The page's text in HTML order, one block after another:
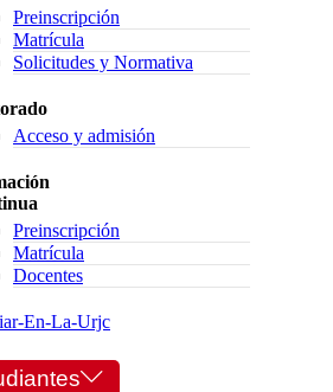
Preinscripción
Matrícula
Solicitudes y Normativa
Acceso y admisión
Preinscripción
Matrícula
Docentes
En-La-Urjc